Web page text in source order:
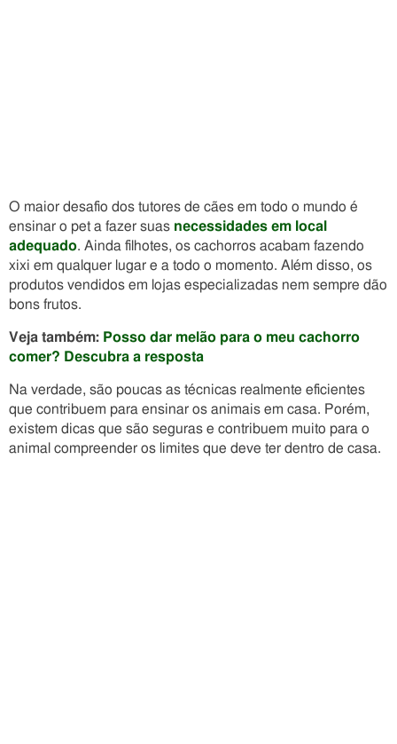
O maior desafio dos tutores de cães em todo o mundo é
ensinar o pet a fazer suas necessidades em local
adequado. Ainda filhotes, os cachorros acabam fazendo
xixi em qualquer lugar e a todo o momento. Além disso, os
produtos vendidos em lojas especializadas nem sempre dão
bons frutos.
Veja também: Posso dar melão para o meu cachorro
comer? Descubra a resposta
Na verdade, são poucas as técnicas realmente eficientes
que contribuem para ensinar os animais em casa. Porém,
existem dicas que são seguras e contribuem muito para o
animal compreender os limites que deve ter dentro de casa.